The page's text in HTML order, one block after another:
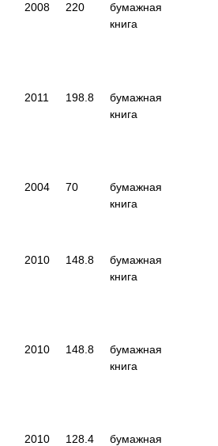
2008 220
бумажная
книга
2011 198.8
бумажная
книга
2004 70
бумажная
книга
2010 148.8
бумажная
книга
2010 148.8
бумажная
книга
2010 128.4
бумажная